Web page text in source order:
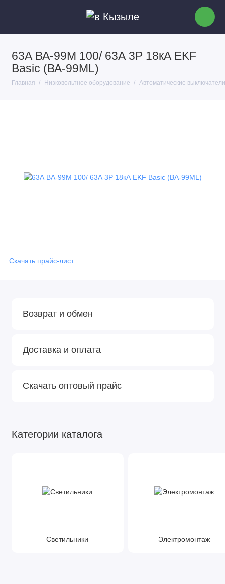
63А ВА-99М 100/ 63А 3P 18кА EKF
Basic (ВА-99ML)
Главная Низковольтное оборудование Автоматические выключатели
Скачать прайс-лист
Возврат и обмен
Доставка и оплата
Скачать оптовый прайс
Категории каталога
Светильники Электромонтаж